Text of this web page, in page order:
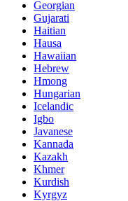
Georgian
Gujarati
Haitian
Hausa
Hawaiian
Hebrew
Hmong
Hungarian
Icelandic
Igbo
Javanese
Kannada
Kazakh
Khmer
Kurdish
Kyrgyz